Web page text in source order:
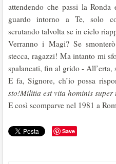
attendendo che passi la
guardo intorno a Te, solo
scrutando talvolta se in cielo
Verranno i Magi? Se
stecca, ra­gazzi! Ma intanto mi
spalancati, fin al grido - All’erta,
E fa, Signore, ch’io possa
sto!Mi­litia est vita hominis super
E così scomparve nel 1981 a
Save